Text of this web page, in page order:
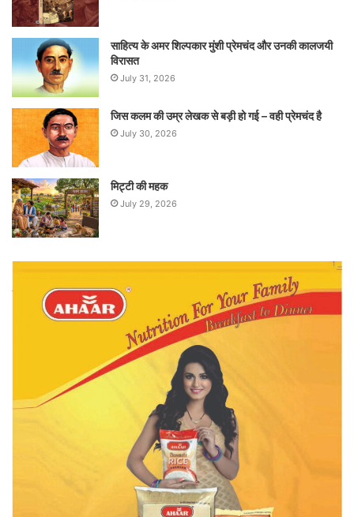
साहित्य के अमर शिल्पकार मुंशी प्रेमचंद और उनकी कालजयी
विरासत
July 31, 2026
जिस कलम की उम्र लेखक से बड़ी हो गई – वही प्रेमचंद है
July 30, 2026
मिट्टी की महक
July 29, 2026